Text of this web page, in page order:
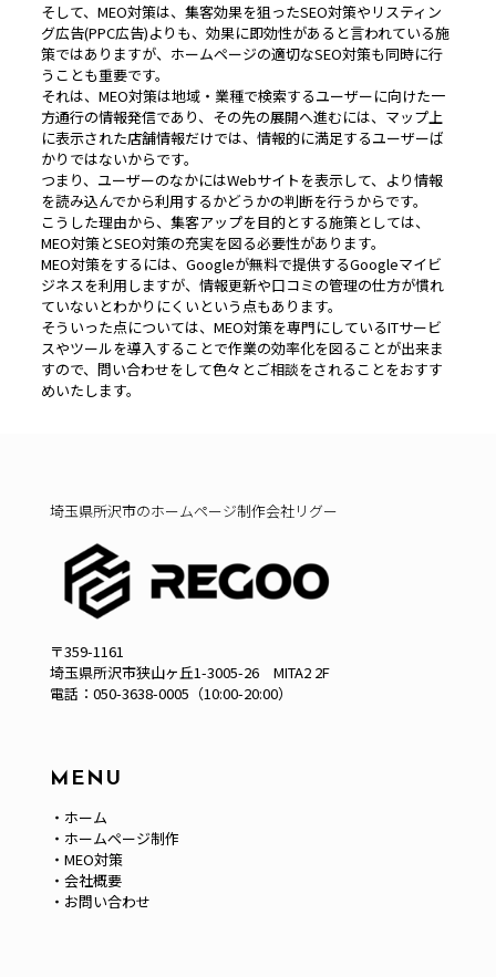
そして、MEO対策は、集客効果を狙ったSEO対策やリスティン
グ広告(PPC広告)よりも、効果に即効性があると言われている施
策ではありますが、ホームページの適切なSEO対策も同時に行
うことも重要です。
それは、MEO対策は地域・業種で検索するユーザーに向けた一
方通行の情報発信であり、その先の展開へ進むには、マップ上
に表示された店舗情報だけでは、情報的に満足するユーザーば
かりではないからです。
つまり、ユーザーのなかにはWebサイトを表示して、より情報
を読み込んでから利用するかどうかの判断を行うからです。
こうした理由から、集客アップを目的とする施策としては、
MEO対策とSEO対策の充実を図る必要性があります。
MEO対策をするには、Googleが無料で提供するGoogleマイビ
ジネスを利用しますが、情報更新や口コミの管理の仕方が慣れ
ていないとわかりにくいという点もあります。
そういった点については、MEO対策を専門にしているITサービ
スやツールを導入することで作業の効率化を図ることが出来ま
すので、問い合わせをして色々とご相談をされることをおすす
めいたします。
埼玉県所沢市のホームページ制作会社リグー
〒359-1161
埼玉県所沢市狭山ヶ丘1-3005-26 MITA2 2F
電話： 050-3638-0005（10:00-20:00）
MENU
・ ホーム
・ ホームページ制作
・ MEO対策
・ 会社概要
・ お問い合わせ